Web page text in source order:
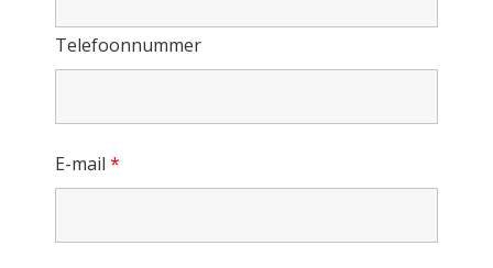
Telefoonnummer
E-mail *